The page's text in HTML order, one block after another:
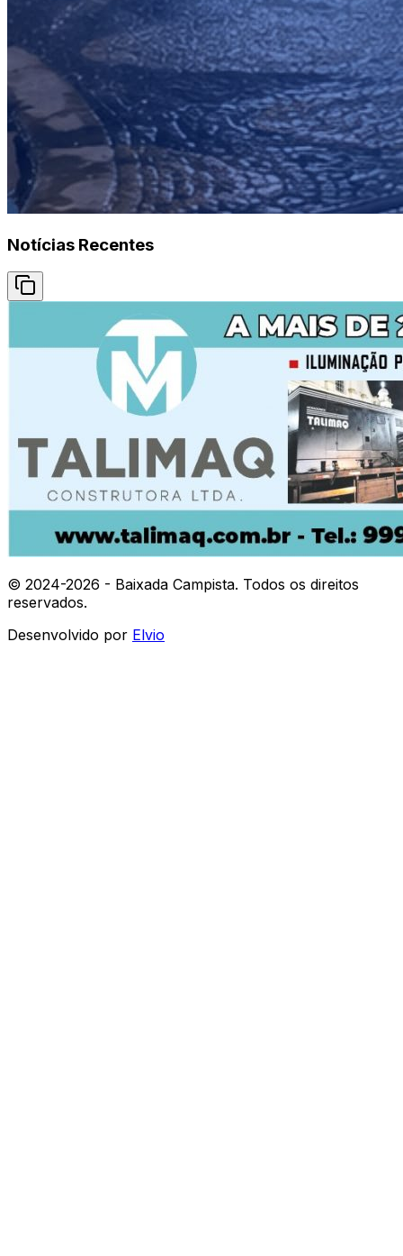
Notícias Recentes
© 2024-2026 - Baixada Campista. Todos os direitos
reservados.
Desenvolvido por Elvio